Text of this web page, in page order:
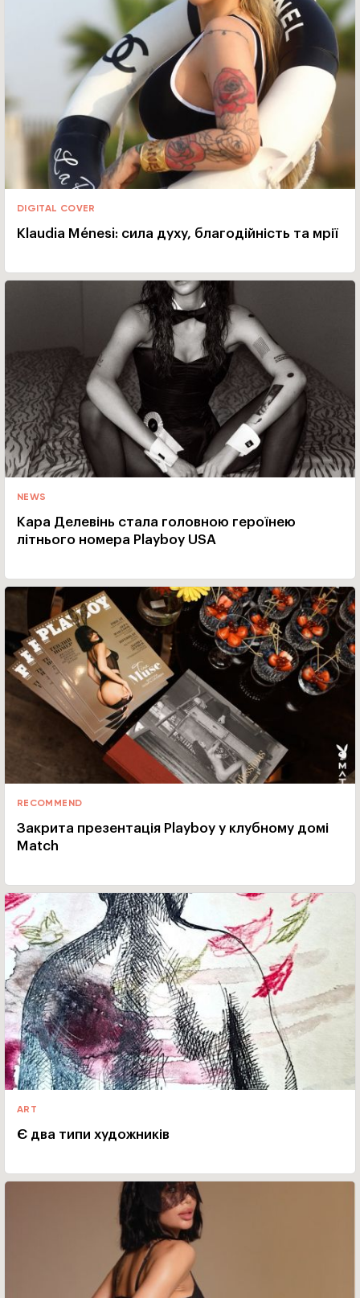
DIGITAL COVER
Klaudia Ménesi: сила духу, благодійність та мрії
NEWS
Кара Делевінь стала головною героїнею
літнього номера Playboy USA
RECOMMEND
Закрита презентація Playboy у клубному домі
Match
ART
Є два типи художників